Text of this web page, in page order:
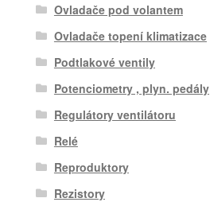
Ovladače pod volantem
Ovladače topení klimatizace
Podtlakové ventily
Potenciometry , plyn. pedály
Regulátory ventilátoru
Relé
Reproduktory
Rezistory